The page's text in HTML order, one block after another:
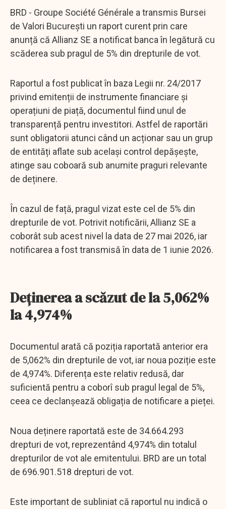
BRD - Groupe Société Générale a transmis Bursei
de Valori București un raport curent prin care
anunță că Allianz SE a notificat banca în legătură cu
scăderea sub pragul de 5% din drepturile de vot.
Raportul a fost publicat în baza Legii nr. 24/2017
privind emitenții de instrumente financiare și
operațiuni de piață, documentul fiind unul de
transparență pentru investitori. Astfel de raportări
sunt obligatorii atunci când un acționar sau un grup
de entități aflate sub același control depășește,
atinge sau coboară sub anumite praguri relevante
de deținere.
În cazul de față, pragul vizat este cel de 5% din
drepturile de vot. Potrivit notificării, Allianz SE a
coborât sub acest nivel la data de 27 mai 2026, iar
notificarea a fost transmisă în data de 1 iunie 2026.
Deținerea a scăzut de la 5,062%
la 4,974%
Documentul arată că poziția raportată anterior era
de 5,062% din drepturile de vot, iar noua poziție este
de 4,974%. Diferența este relativ redusă, dar
suficientă pentru a coborî sub pragul legal de 5%,
ceea ce declanșează obligația de notificare a pieței.
Noua deținere raportată este de 34.664.293
drepturi de vot, reprezentând 4,974% din totalul
drepturilor de vot ale emitentului. BRD are un total
de 696.901.518 drepturi de vot.
Este important de subliniat că raportul nu indică o